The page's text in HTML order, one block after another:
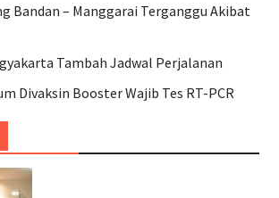
Bandan – Manggarai Terganggu Akibat
Tambah Jadwal Perjalanan
Divaksin Booster Wajib Tes RT-PCR